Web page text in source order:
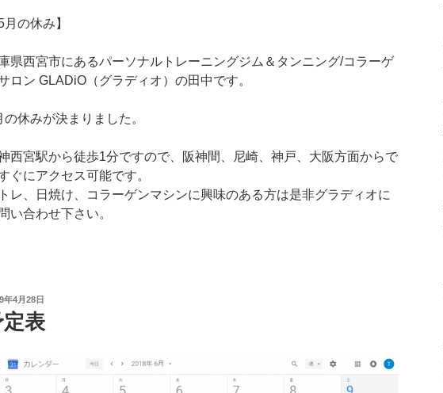
5月の休み】
県西宮市にあるパーソナルトレーニングジム＆タンニング/コラーゲ
ロン GLADiO（グラディオ）の田中です。
の休みが決まりました。
西宮駅から徒歩1分ですので、阪神間、尼崎、神戸、大阪方面からで
ぐにアクセス可能です。
レ、日焼け、コラーゲンマシンに興味のある方は是非グラディオに
い合わせ下さい。
年4月28日
表